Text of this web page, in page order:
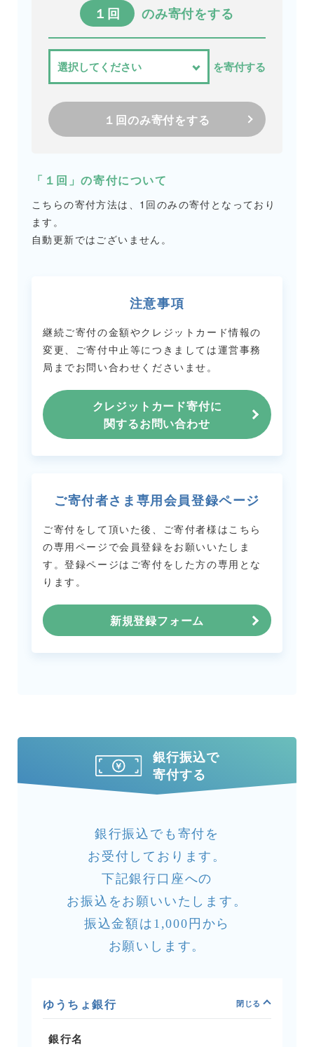
１回 のみ寄付をする
を寄付する
１回のみ寄付をする
「１回」の寄付について
こちらの寄付方法は、1回のみの寄付となっており
ます。
自動更新ではございません。
注意事項
継続ご寄付の金額やクレジットカード情報の
変更、ご寄付中止等につきましては運営事務
局までお問い合わせくださいませ。
クレジットカード寄付に
関するお問い合わせ
ご寄付者さま専用会員登録ページ
ご寄付をして頂いた後、ご寄付者様はこちら
の専用ページで会員登録をお願いいたしま
す。登録ページはご寄付をした方の専用とな
ります。
新規登録フォーム
銀行振込で
寄付する
銀行振込でも寄付を
お受付しております。
下記銀行口座への
お振込をお願いいたします。
振込金額は1,000円から
お願いします。
ゆうちょ銀行
銀行名